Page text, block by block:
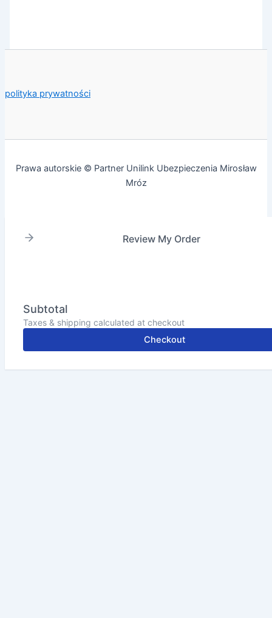
polityka prywatności
Prawa autorskie © Partner Unilink Ubezpieczenia Mirosław
Mróz
Review My Order
Subtotal
Taxes & shipping calculated at checkout
Checkout